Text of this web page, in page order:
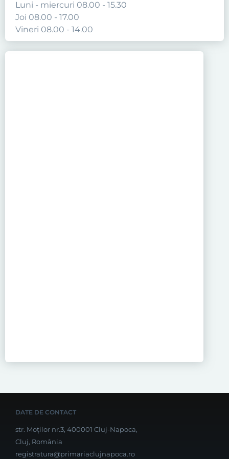
Luni - miercuri 08.00 - 15.30
Joi 08.00 - 17.00
Vineri 08.00 - 14.00
DATE DE CONTACT
str. Moților nr.3, 400001 Cluj-Napoca,
Cluj, România
registratura@primariaclujnapoca.ro